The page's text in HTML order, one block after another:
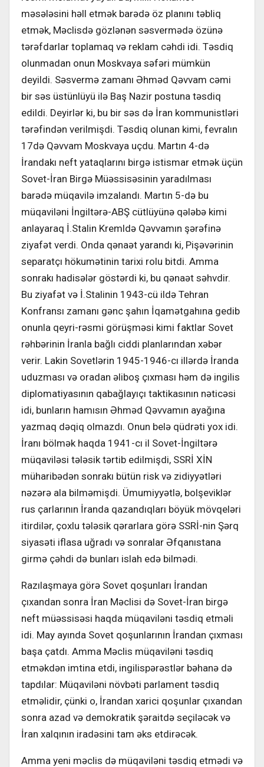
məsələsini həll etmək barədə öz planını təbliq
etmək, Məclisdə gözlənən səsvermədə özünə
tərəfdarlar toplamaq və reklam cəhdi idi. Təsdiq
olunmadan onun Moskvaya səfəri mümkün
deyildi. Səsvermə zamanı Əhməd Qəvvam cəmi
bir səs üstünlüyü ilə Baş Nazir postuna təsdiq
edildi. Deyirlər ki, bu bir səs də İran kommunistləri
tərəfindən verilmişdi. Təsdiq olunan kimi, fevralın
17də Qəvvam Moskvaya uçdu. Martın 4-də
İrandakı neft yataqlarını birgə istismar etmək üçün
Sovet-İran Birgə Müəssisəsinin yaradılması
barədə müqavilə imzalandı. Martın 5-də bu
müqaviləni İngiltərə-ABŞ cütlüyünə qələbə kimi
anlayaraq İ.Stalin Kremldə Qəvvamın şərəfinə
ziyafət verdi. Onda qənaət yarandı ki, Pişəvərinin
separatçı hökumətinin tarixi rolu bitdi. Amma
sonrakı hadisələr göstərdi ki, bu qənaət səhvdir.
Bu ziyafət və İ.Stalinin 1943-cü ildə Tehran
Konfransı zamanı gənc şahın İqamətgahına gedib
onunla qeyri-rəsmi görüşməsi kimi faktlar Sovet
rəhbərinin İranla bağlı ciddi planlarından xəbər
verir. Lakin Sovetlərin 1945-1946-cı illərdə İranda
uduzması və oradan əliboş çıxması həm də ingilis
diplomatiyasının qabağlayıçı taktikasının nəticəsi
idi, bunların hamısın Əhməd Qəvvamın ayağına
yazmaq dəqiq olmazdı. Onun belə qüdrəti yox idi.
İranı bölmək haqda 1941-cı il Sovet-İngiltərə
müqaviləsi tələsik tərtib edilmişdi, SSRİ XİN
müharibədən sonrakı bütün risk və zidiyyətləri
nəzərə ala bilməmişdi. Ümumiyyətlə, bolşeviklər
rus çarlarının İranda qazandıqları böyük mövqeləri
itirdilər, çoxlu tələsik qərarlara görə SSRİ-nin Şərq
siyasəti iflasa uğradı və sonralar Əfqanıstana
girmə çəhdi də bunları islah edə bilmədi.
Razılaşmaya görə Sovet qoşunları İrandan
çıxandan sonra İran Məclisi də Sovet-İran birgə
neft müəssisəsi haqda müqaviləni təsdiq etməli
idi. May ayında Sovet qoşunlarının İrandan çıxması
başa çatdı. Amma Məclis müqaviləni təsdiq
etməkdən imtina etdi, ingilispərəstlər bəhanə də
tapdılar: Müqaviləni növbəti parlament təsdiq
etməlidir, çünki o, İrandan xarici qoşunlar çıxandan
sonra azad və demokratik şəraitdə seçiləcək və
İran xalqının iradəsini tam əks etdirəcək.
Amma yeni məclis də müqaviləni təsdiq etmədi və